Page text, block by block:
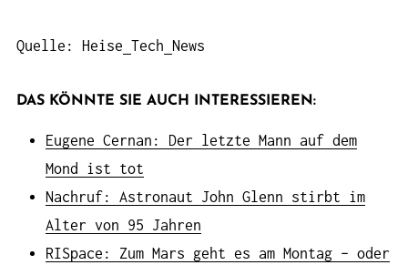
Quelle: Heise Tech News
DAS KÖNNTE SIE AUCH INTERESSIEREN:
Eugene Cernan: Der letzte Mann auf dem
Mond ist tot
Nachruf: Astronaut John Glenn stirbt im
Alter von 95 Jahren
RISpace: Zum Mars geht es am Montag – oder